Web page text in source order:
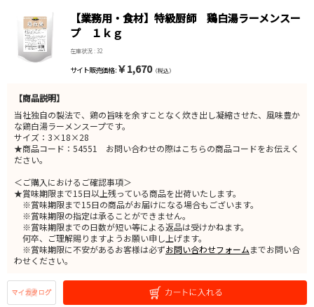
【業務用・食材】特級厨師 鶏白湯ラーメンスー
プ １ｋｇ
在庫状況 : 32
サイト販売価格 : ￥1,670（税込）
【商品説明】
当社独自の製法で、鶏の旨味を余すことなく炊き出し凝縮させた、風味豊か
な鶏白湯ラーメンスープです。
サイズ：3×18×28
★商品コード：54551 お問い合わせの際はこちらの商品コードをお伝えく
ださい。
＜ご購入におけるご確認事項＞
★賞味期限まで15日以上残っている商品を出荷いたします。
※賞味期限まで15日の商品がお届けになる場合もございます。
※賞味期限の指定は承ることができません。
※賞味期限までの日数が短い等による返品は受けかねます。
何卒、ご理解賜りますようお願い申し上げます。
※賞味期限に不安があるお客様は必ずお問い合わせフォームまでお問い合
わせください。